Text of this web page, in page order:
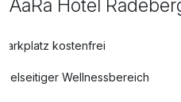
AaRa Hotel
Parkplatz kostenfrei
Vielseitiger Wellnessbereich